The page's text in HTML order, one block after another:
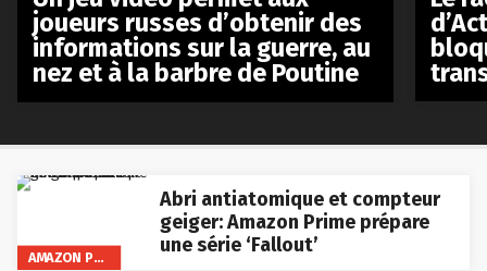
AMAZON PRIME VIDEO
Abri antiatomique et compteur
geiger: Amazon Prime prépare
une série ‘Fallout’
joueurs russes d’obtenir des
informations sur la guerre, au
nez et à la barbre de Poutine